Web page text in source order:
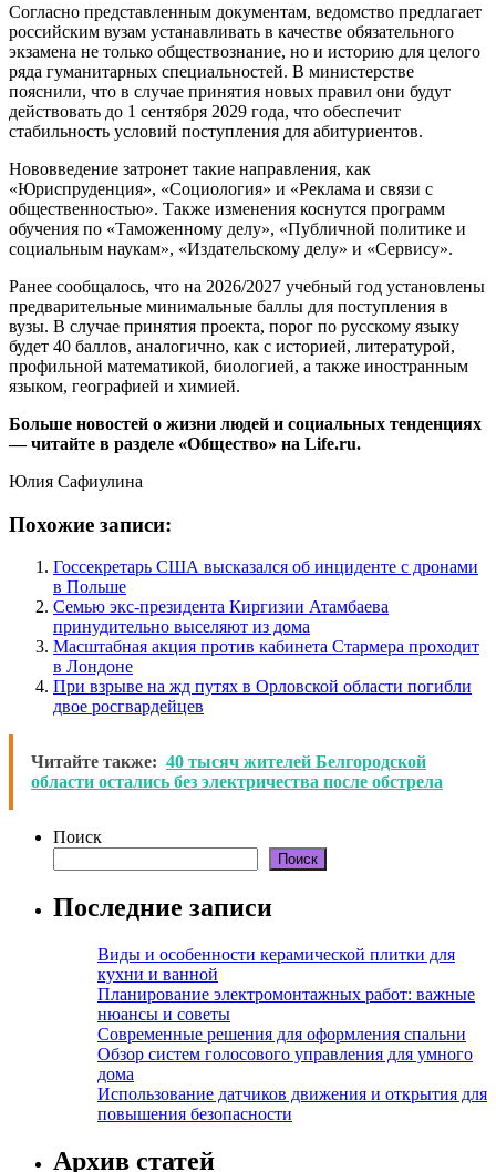
Согласно представленным документам, ведомство предлагает
российским вузам устанавливать в качестве обязательного
экзамена не только обществознание, но и историю для целого
ряда гуманитарных специальностей. В министерстве
пояснили, что в случае принятия новых правил они будут
действовать до 1 сентября 2029 года, что обеспечит
стабильность условий поступления для абитуриентов.
Нововведение затронет такие направления, как
«Юриспруденция», «Социология» и «Реклама и связи с
общественностью». Также изменения коснутся программ
обучения по «Таможенному делу», «Публичной политике и
социальным наукам», «Издательскому делу» и «Сервису».
Ранее сообщалось, что на 2026/2027 учебный год установлены
предварительные минимальные баллы для поступления в
вузы. В случае принятия проекта, порог по русскому языку
будет 40 баллов, аналогично, как с историей, литературой,
профильной математикой, биологией, а также иностранным
языком, географией и химией.
Больше новостей о жизни людей и социальных тенденциях
— читайте в разделе «Общество» на Life.ru.
Юлия Сафиулина
Похожие записи:
Госсекретарь США высказался об инциденте с дронами
в Польше
Семью экс-президента Киргизии Атамбаева
принудительно выселяют из дома
Масштабная акция против кабинета Стармера проходит
в Лондоне
При взрыве на жд путях в Орловской области погибли
двое росгвардейцев
Читайте также: 40 тысяч жителей Белгородской
области остались без электричества после обстрела
Поиск
Поиск
Последние записи
Виды и особенности керамической плитки для
кухни и ванной
Планирование электромонтажных работ: важные
нюансы и советы
Современные решения для оформления спальни
Обзор систем голосового управления для умного
дома
Использование датчиков движения и открытия для
повышения безопасности
Архив статей